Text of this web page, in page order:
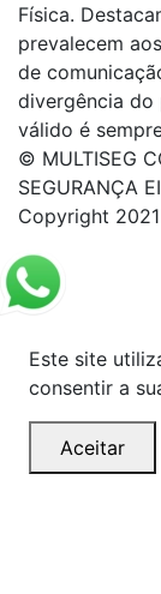
Física.
prevalecem
de
divergência do
válido é
© MULTISEG
SEGURANÇA
Copyright
Este site
consentir a
Aceitar